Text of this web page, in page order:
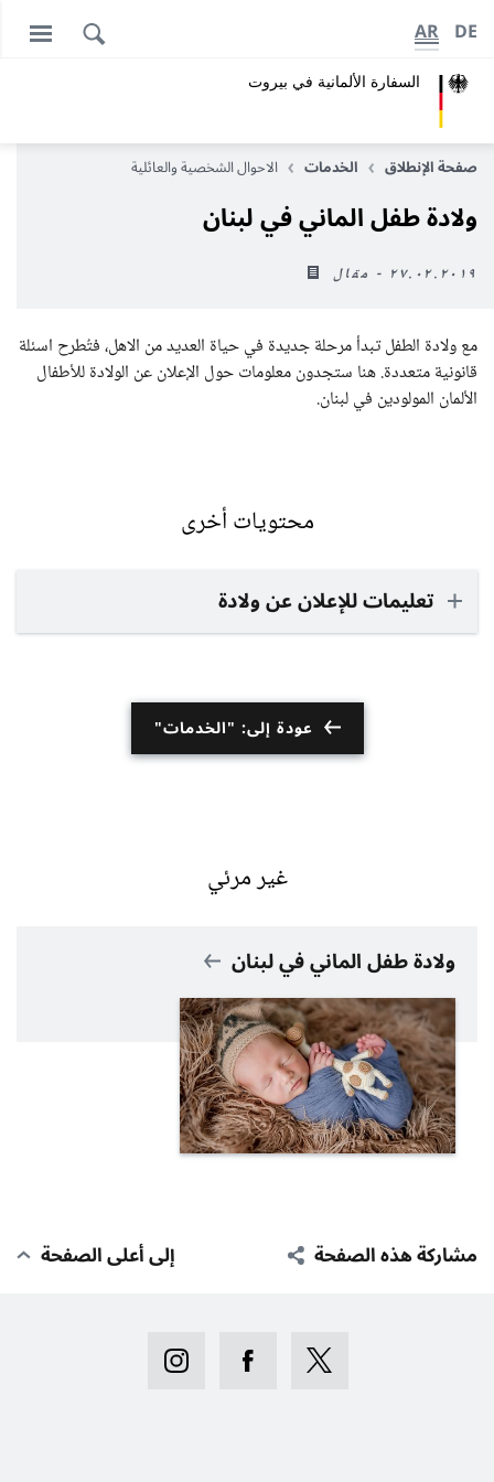
السفارة الألمانية في بيروت
DE
AR
صفحة الإنطلاق الخدمات الاحوال الشخصية والعائلية
ولادة طفل الماني في لبنان
٢٧.٠٢.٢٠١٩ - مقال
مع ولادة الطفل تبدأ مرحلة جديدة في حياة العديد من الاهل، فتُطرح اسئلة
قانونية متعددة. هنا ستجدون معلومات حول الإعلان عن الولادة للأطفال
الألمان المولودين في لبنان.
محتويات أخرى
تعليمات للإعلان عن ولادة
عودة إلى: "الخدمات"
غير مرئي
ولادة طفل الماني في لبنان
مشاركة هذه الصفحة إلى أعلى الصفحة